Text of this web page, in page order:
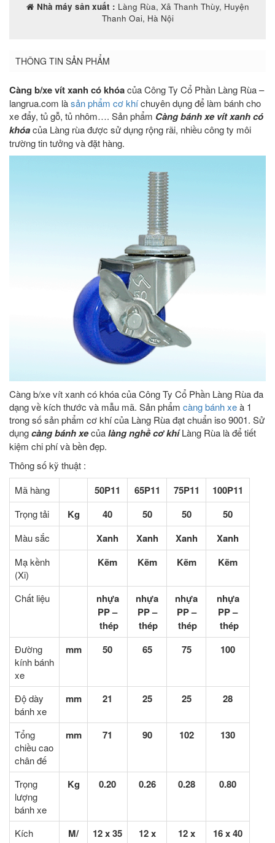
Nhà máy sản xuất : Làng Rùa, Xã Thanh Thùy, Huyện
Thanh Oai, Hà Nội
THÔNG TIN SẢN PHẨM
Càng b/xe vít xanh có khóacủa Công Ty Cổ Phần Làng Rùa –
langrua.com làsản phẩm cơ khíchuyên dụng để làm bánh cho
xe đẩy, tủ gỗ, tủ nhôm…. Sản phẩm Càng bánh xe vít xanh có
khóacủa Làng rùa được sử dụng rộng rãi, nhiều công ty môi
trường tin tưởng và đặt hàng.
Càng b/xe vít xanh có khóa của Công Ty Cổ Phần Làng Rùa đa
dạng về kích thước và mẫu mã. Sản phẩm càng bánh xeà 1
trong số sản phẩm cơ khí của Làng Rùa đạt chuẩn iso 9001. Sử
dụngcàng bánh xecủalàng nghề cơ khíLàng Rùa là để tiết
kiệm chi phí và bền đẹp.
Thông số kỹ thuật :
Mã hàng
50P11 65P11 75P11 100P11
Trọng tải Kg 40 50 50 50
Màu sắc Xanh Xanh Xanh Xanh
Mạ kềnh
(Xi)
Kẽm Kẽm Kẽm Kẽm
Chất liệu
nhựa
PP –
thép
nhựa
PP –
thép
nhựa
PP –
thép
nhựa
PP –
thép
Đường
kính bánh
xe
mm 50 65 75 100
Độ dày
bánh xe
mm 21 25 25 28
Tổng
chiều cao
chân đế
mm 71 90 102 130
Trọng
lượng
bánh xe
Kg 0.20 0.26 0.28 0.80
Kích
M/
12 x 35
12 x
12 x
16 x 40